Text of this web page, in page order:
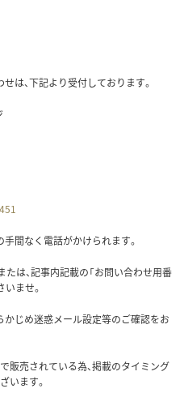
は、下記より受付しております。
間なく電話がかけられます。
は、記事内記載の「お問い合わせ用番
ませ。
かじめ迷惑メール設定等のご確認をお
販売されている為、掲載のタイミング
います。